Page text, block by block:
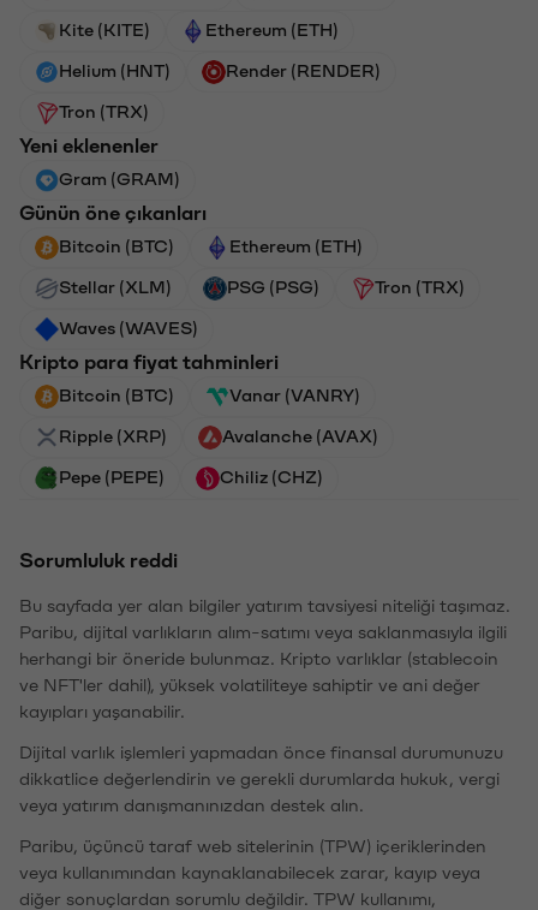
Kite (KITE) Ethereum (ETH)
Helium (HNT) Render (RENDER)
Tron (TRX)
Yeni eklenenler
Gram (GRAM)
Günün öne çıkanları
Bitcoin (BTC) Ethereum (ETH)
Stellar (XLM) PSG (PSG) Tron (TRX)
Waves (WAVES)
Kripto para fiyat tahminleri
Bitcoin (BTC) Vanar (VANRY)
Ripple (XRP) Avalanche (AVAX)
Pepe (PEPE) Chiliz (CHZ)
Sorumluluk reddi
Bu sayfada yer alan bilgiler yatırım tavsiyesi niteliği taşımaz.
Paribu, dijital varlıkların alım-satımı veya saklanmasıyla ilgili
herhangi bir öneride bulunmaz. Kripto varlıklar (stablecoin
ve NFT'ler dahil), yüksek volatiliteye sahiptir ve ani değer
kayıpları yaşanabilir.
Dijital varlık işlemleri yapmadan önce finansal durumunuzu
dikkatlice değerlendirin ve gerekli durumlarda hukuk, vergi
veya yatırım danışmanınızdan destek alın.
Paribu, üçüncü taraf web sitelerinin (TPW) içeriklerinden
veya kullanımından kaynaklanabilecek zarar, kayıp veya
diğer sonuçlardan sorumlu değildir. TPW kullanımı,